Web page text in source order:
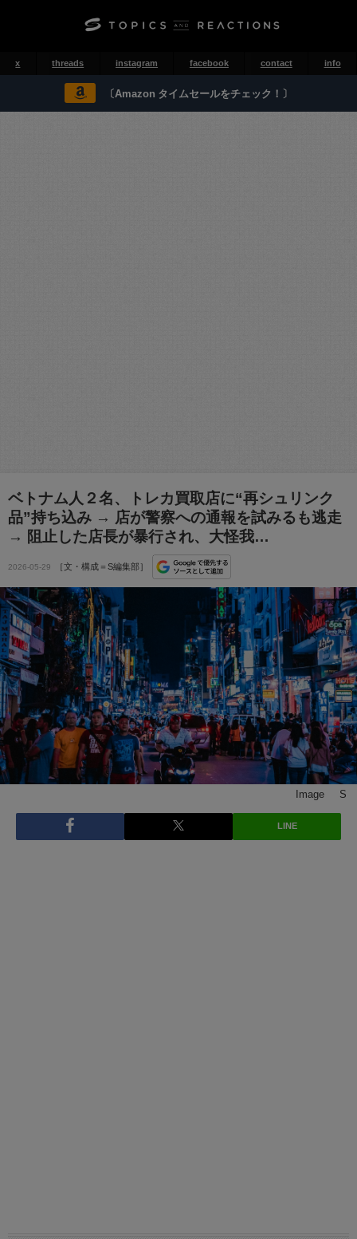
x threads instagram facebook contact info
〔Amazon タイムセールをチェック！〕
ベトナム人２名、トレカ買取店に“再シュリンク
品”持ち込み → 店が警察への通報を試みるも逃走
→ 阻止した店長が暴行され、大怪我…
2026-05-29 ［文・構成＝S編集部］
Image © S
LINE